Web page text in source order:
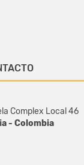
Complex Local 46
- Colombia